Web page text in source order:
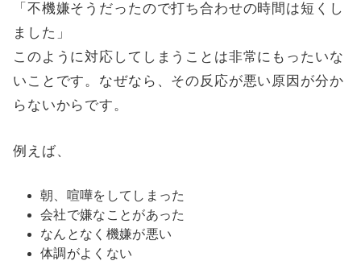
「不機嫌そうだったので打ち合わせの時間は短くし
ました」
このように対応してしまうことは非常にもったいな
いことです。なぜなら、その反応が悪い原因が分か
らないからです。
例えば、
朝、喧嘩をしてしまった
会社で嫌なことがあった
なんとなく機嫌が悪い
体調がよくない